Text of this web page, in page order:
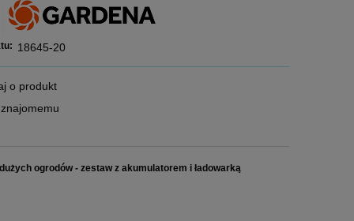
18645-20
o produkt
ogrodów - zestaw z akumulatorem i ładowarką